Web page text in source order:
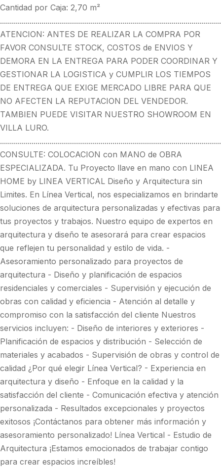
Cantidad por Caja: 2,70 m²
ATENCION: ANTES DE REALIZAR LA COMPRA POR
FAVOR CONSULTE STOCK, COSTOS de ENVIOS Y
DEMORA EN LA ENTREGA PARA PODER COORDINAR Y
GESTIONAR LA LOGISTICA y CUMPLIR LOS TIEMPOS
DE ENTREGA QUE EXIGE MERCADO LIBRE PARA QUE
NO AFECTEN LA REPUTACION DEL VENDEDOR.
TAMBIEN PUEDE VISITAR NUESTRO SHOWROOM EN
VILLA LURO.
CONSULTE: COLOCACION con MANO de OBRA
ESPECIALIZADA. Tu Proyecto llave en mano con LINEA
HOME by LINEA VERTICAL Diseño y Arquitectura sin
Limites. En Línea Vertical, nos especializamos en brindarte
soluciones de arquitectura personalizadas y efectivas para
tus proyectos y trabajos. Nuestro equipo de expertos en
arquitectura y diseño te asesorará para crear espacios
que reflejen tu personalidad y estilo de vida. -
Asesoramiento personalizado para proyectos de
arquitectura - Diseño y planificación de espacios
residenciales y comerciales - Supervisión y ejecución de
obras con calidad y eficiencia - Atención al detalle y
compromiso con la satisfacción del cliente Nuestros
servicios incluyen: - Diseño de interiores y exteriores -
Planificación de espacios y distribución - Selección de
materiales y acabados - Supervisión de obras y control de
calidad ¿Por qué elegir Línea Vertical? - Experiencia en
arquitectura y diseño - Enfoque en la calidad y la
satisfacción del cliente - Comunicación efectiva y atención
personalizada - Resultados excepcionales y proyectos
exitosos ¡Contáctanos para obtener más información y
asesoramiento personalizado! Línea Vertical - Estudio de
Arquitectura ¡Estamos emocionados de trabajar contigo
para crear espacios increíbles!